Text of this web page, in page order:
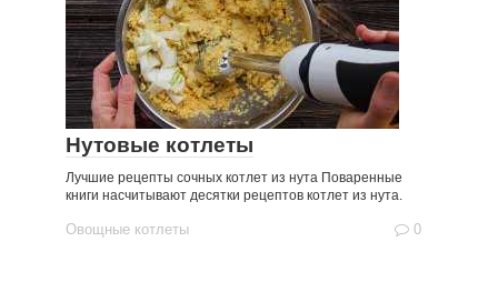
Нутовые котлеты
Лучшие рецепты сочных котлет из нута Поваренные
книги насчитывают десятки рецептов котлет из нута.
Овощные котлеты 0